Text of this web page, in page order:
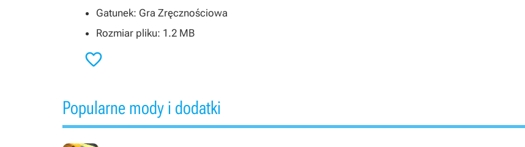
Gatunek: Gra Zręcznościowa
Rozmiar pliku: 1.2 MB

Popularne mody i dodatki